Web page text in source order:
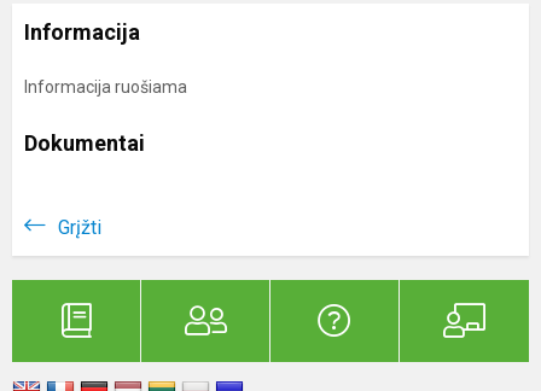
Informacija
Informacija ruošiama
Dokumentai
Grįžti